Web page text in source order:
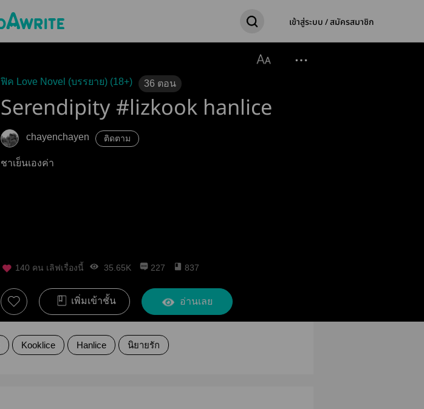
เข้าสู่ระบบ / สมัครสมาชิก
ฟิค Love Novel (บรรยาย) (18+) 36 ตอน
Serendipity #lizkook hanlice
chayenchayen ติดตาม
ชาเย็นเองค่า
140 คน เลิฟเรื่องนี้ 35.65K 227 837
เพิ่มเข้าชั้น อ่านเลย
Kooklice Hanlice นิยายรัก